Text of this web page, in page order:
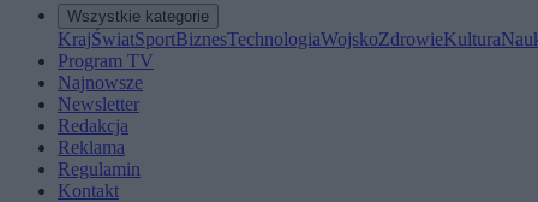
Wszystkie kategorie
KrajŚwiatSportBiznesTechnologiaWojskoZdrowieKultura
Program TV
Najnowsze
Newsletter
Redakcja
Reklama
Regulamin
Kontakt